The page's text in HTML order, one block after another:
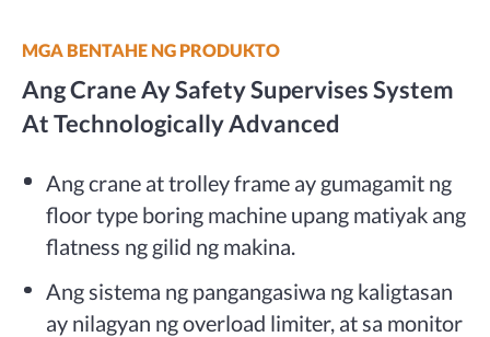
MGA BENTAHE NG PRODUKTO
Ang Crane Ay Safety Supervises System
At Technologically Advanced
Ang crane at trolley frame ay gumagamit ng
floor type boring machine upang matiyak ang
flatness ng gilid ng makina.
Ang sistema ng pangangasiwa ng kaligtasan
ay nilagyan ng overload limiter, at sa monitor